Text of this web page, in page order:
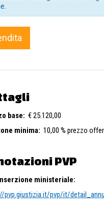
base: € 25.120,00
minima: 10,00 % prezzo
PVP
ministeriale:
pvp.giustizia.it/pvp/it/